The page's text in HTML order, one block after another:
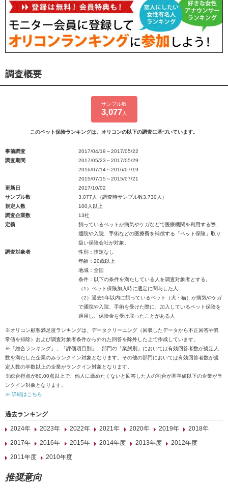
調査概要
サンプル数
3,077 人
このペット保険ランキングは、オリコンの以下の調査に基づいています。
事前調査
2017/04/19～2017/05/22
調査期間
2017/05/23～2017/05/29
2016/07/14～2016/07/19
2015/07/15～2015/07/21
更新日
2017/10/02
サンプル数
3,077人（調査時サンプル数3,730人）
規定人数
100人以上
調査企業数
13社
定義
飼っているペットが病気やケガなどで医療機関を利用する際、
通院や入院、手術などの医療費を補償する「ペット保険」取り
扱い保険会社が対象。
調査対象者
性別：指定なし
年齢：20歳以上
地域：全国
条件：以下の条件を満たしている人を調査対象者とする。
（1）ペット保険加入時に選定に関与した人
（2）過去5年以内に飼っているペット（犬・猫）が病気やケガ
で通院や入院、手術を受けた際に、加入しているペット保険を
適用し、保険金を受け取ったことがある人
※オリコン顧客満足度ランキングは、データクリーニング（回収したデータから不正回答や異
常値を排除）および調査対象者条件から外れた回答を除外した上で作成しています。
※「総合ランキング」、「評価項目別」、部門の「業態別」においては有効回答者数が規定人
数を満たした企業のみランクイン対象となります。その他の部門においては有効回答者数が規
定人数の半数以上の企業がランクイン対象となります。
※総合得点が60.00点以上で、他人に薦めたくないと回答した人の割合が基準値以下の企業がラ
ンクイン対象となります。
≫ 詳細はこちら
過去ランキング
2024年
2023年 2022年 2021年 2020年 2019年
2018年
2017年
2016年 2015年 2014年度 2013年度
2012年度
2011年度
2010年度
推奨意向